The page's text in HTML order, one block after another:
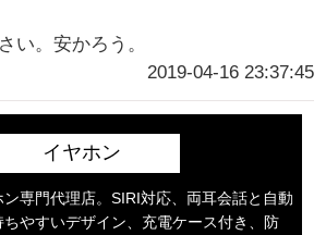
い。安かろう。
2019-04-16 23:37:45
イヤホン
専門代理店。SIRI対応、両耳会話と自動
やすいデザイン、充電ケース付き、防